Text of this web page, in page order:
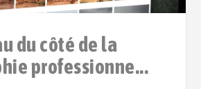
du côté de la
professionne...